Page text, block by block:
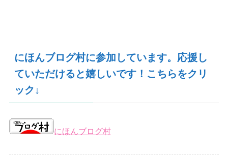
にほんブログ村に参加しています。応援し
ていただけると嬉しいです！こちらをクリ
ック↓
にほんブログ村